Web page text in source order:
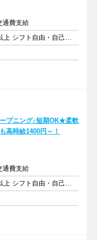
通費支給
週2日以上 1日4時間以上 シフト自由・自己申告
ープニング♪短期OK★柔軟
高時給1400円～！
通費支給
週2日以上 1日4時間以上 シフト自由・自己申告